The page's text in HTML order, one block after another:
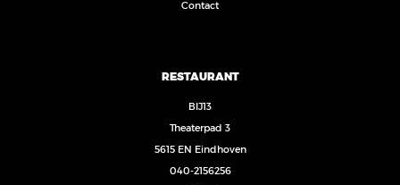
Contact
RESTAURANT
BIJ13
Theaterpad 3
5615 EN Eindhoven
040-2156256